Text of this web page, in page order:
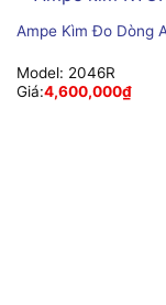
Ampe Kìm Đo Dòng
Model: 2046R
Giá:4,600,000₫